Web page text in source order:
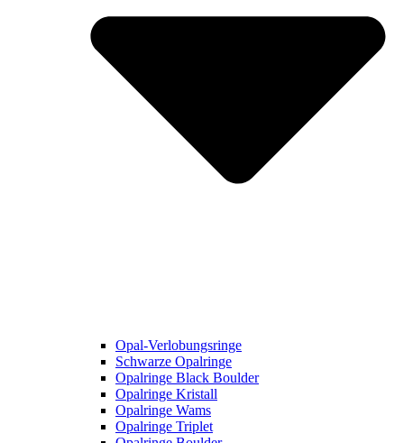
Opal-Verlobungsringe
Schwarze Opalringe
Opalringe Black Boulder
Opalringe Kristall
Opalringe Wams
Opalringe Triplet